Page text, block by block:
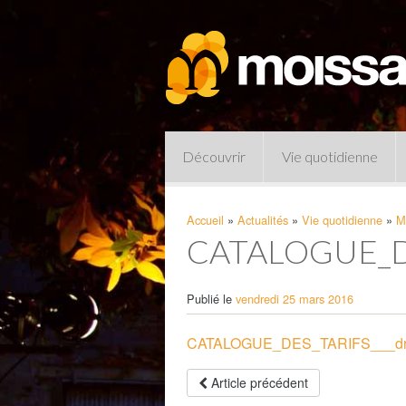
Découvrir Vie quotidienne
Pharmacies de garde
Accueil » Actualités » Vie quotidienne »
Publié le vendredi 25 mars 2016
Article précédent